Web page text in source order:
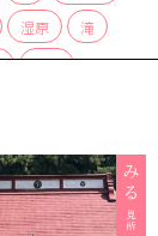
湿原
滝
紅茶
足湯
銀行